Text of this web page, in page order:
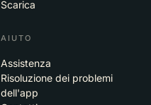
Scarica
AIUTO
Assistenza
Risoluzione dei problemi
dell'app